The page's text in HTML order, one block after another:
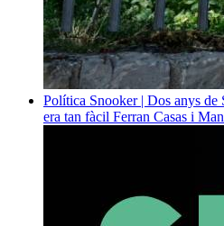
Política Snooker | Dos anys
era tan fàcil Ferran Casas i